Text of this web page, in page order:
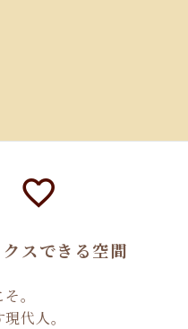
クスできる空間
。
代人。